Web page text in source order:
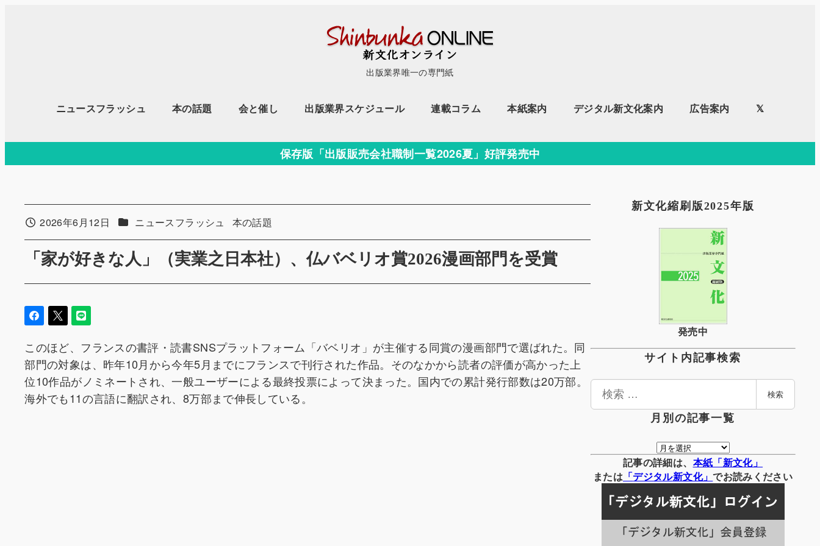
移
出版業界唯一の専門紙
ニュースフラッシュ 本の話題 会と催し 出版業界スケジュール 連載コラム 本紙案内 デジタル新文化案内 広告案内 𝕏
保存版「出版販売会社職制一覧2026夏」好評発売中
「家が好きな人」（実業之日本社）、仏バベリオ賞2026漫画部門を受賞
投稿日2026年6月12日 カテゴリー
ニュースフラッシュ カテゴリー
本の話題
このほど、フランスの書評・読書SNSプラットフォーム「バベリオ」が主催する同賞の漫画部門で選ばれた。同
部門の対象は、昨年10月から今年5月までにフランスで刊行された作品。そのなかから読者の評価が高かった上
位10作品がノミネートされ、一般ユーザーによる最終投票によって決まった。国内での累計発行部数は20万部。
海外でも11の言語に翻訳され、8万部まで伸長している。
新文化縮刷版2025年版
発売中
サイト内記事検索
検
検索
月別の記事一覧
月
別
の
事
一
覧
記事の詳細は、 本紙「新文化」
または 「デジタル新文化」でお読みください